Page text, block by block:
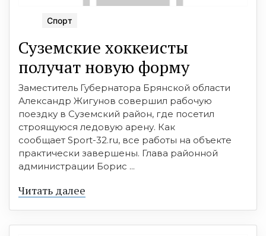
Спорт
Суземские хоккеисты
получат новую форму
Заместитель Губернатора Брянской области
Александр Жигунов совершил рабочую
поездку в Суземский район, где посетил
строящуюся ледовую арену. Как
сообщает Sport-32.ru, все работы на объекте
практически завершены. Глава районной
администрации Борис ...
Читать далее